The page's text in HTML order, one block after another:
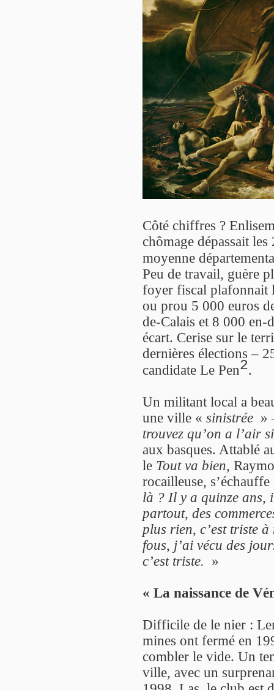
Côté chiffres ?
chômage dépassait
moyenne
Peu de travail, guère
foyer fiscal plafonnait
ou prou 5 000 euros
de-Calais et 8 000 en-
écart. Cerise sur le
dernières élections –
candidate Le Pen2.
Un militant local a
une ville « sinistrée »
trouvez qu’on a l’air
aux basques. Attablé
le Tout va bien,
rocailleuse,
là ? Il y a quinze ans,
partout, des
plus rien, c’est triste
fous, j’ai vécu des
c’est triste. »
« La naissance de
Difficile de le nier :
mines ont fermé en
combler le vide. Un
ville, avec un